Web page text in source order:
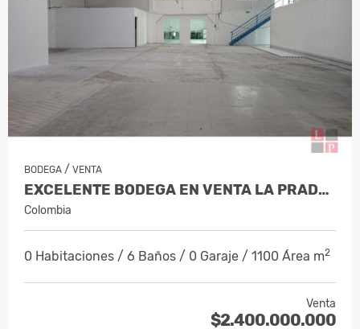
BODEGA / VENTA
EXCELENTE BODEGA EN VENTA LA PRADERA, VILLAMARÍA. COD 8274885
Colombia
0 Habitaciones / 6 Baños / 0 Garaje / 1100 Área m2
Venta
$2.400.000.000